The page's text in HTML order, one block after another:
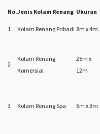
No.Jenis Kolam Renang Ukuran
1 Kolam Renang Pribadi 8m x 4m
2
Kolam Renang
Komersial
25m x
12m
3
Kolam Renang Spa 6m x 3m